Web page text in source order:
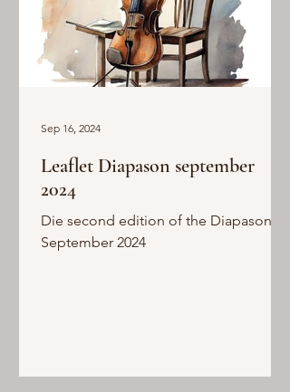
Leaflet Diapason september
2024
Die second edition of the Diapason in
September 2024
Sep 16, 2024